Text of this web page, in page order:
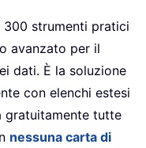
300 strumenti pratici
avanzato per il
dati. È la soluzione
con elenchi estesi
gratuitamente tutte
nessuna carta di